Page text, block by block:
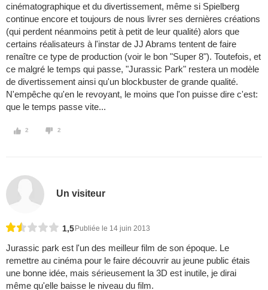
cinématographique et du divertissement, même si Spielberg
continue encore et toujours de nous livrer ses dernières créations
(qui perdent néanmoins petit à petit de leur qualité) alors que
certains réalisateurs à l'instar de JJ Abrams tentent de faire
renaître ce type de production (voir le bon "Super 8"). Toutefois, et
ce malgré le temps qui passe, "Jurassic Park" restera un modèle
de divertissement ainsi qu'un blockbuster de grande qualité.
N'empêche qu'en le revoyant, le moins que l'on puisse dire c'est:
que le temps passe vite...
2 2
Un visiteur
1,5 Publiée le 14 juin 2013
Jurassic park est l'un des meilleur film de son époque. Le
remettre au cinéma pour le faire découvrir au jeune public étais
une bonne idée, mais sérieusement la 3D est inutile, je dirai
même qu'elle baisse le niveau du film.